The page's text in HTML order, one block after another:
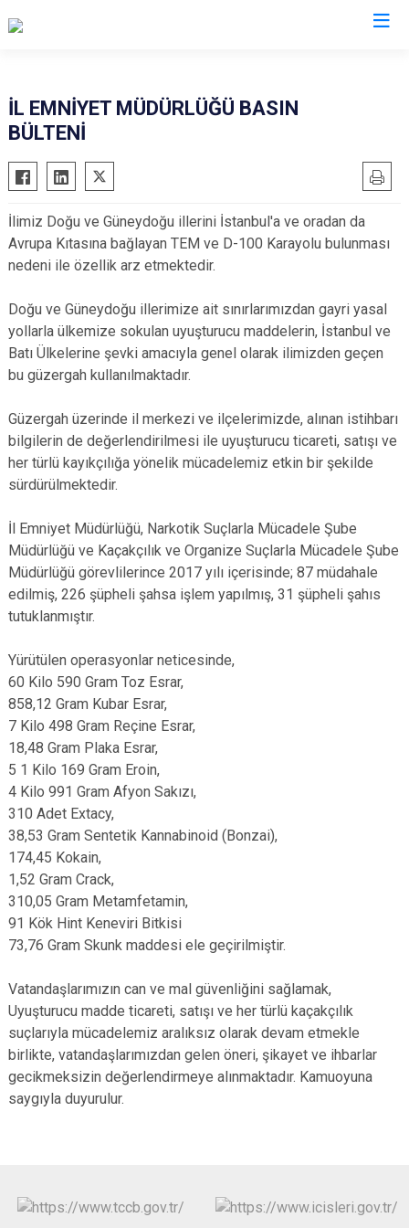
İL EMNİYET MÜDÜRLÜĞÜ BASIN
BÜLTENİ
İlimiz Doğu ve Güneydoğu illerini İstanbul'a ve oradan da
Avrupa Kıtasına bağlayan TEM ve D-100 Karayolu bulunması
nedeni ile özellik arz etmektedir.
Doğu ve Güneydoğu illerimize ait sınırlarımızdan gayri yasal
yollarla ülkemize sokulan uyuşturucu maddelerin, İstanbul ve
Batı Ülkelerine şevki amacıyla genel olarak ilimizden geçen
bu güzergah kullanılmaktadır.
Güzergah üzerinde il merkezi ve ilçelerimizde, alınan istihbarı
bilgilerin de değerlendirilmesi ile uyuşturucu ticareti, satışı ve
her türlü kayıkçılığa yönelik mücadelemiz etkin bir şekilde
sürdürülmektedir.
İl Emniyet Müdürlüğü, Narkotik Suçlarla Mücadele Şube
Müdürlüğü ve Kaçakçılık ve Organize Suçlarla Mücadele Şube
Müdürlüğü görevlilerince 2017 yılı içerisinde; 87 müdahale
edilmiş, 226 şüpheli şahsa işlem yapılmış, 31 şüpheli şahıs
tutuklanmıştır.
Yürütülen operasyonlar neticesinde,
60 Kilo 590 Gram Toz Esrar,
858,12 Gram Kubar Esrar,
7 Kilo 498 Gram Reçine Esrar,
18,48 Gram Plaka Esrar,
5 1 Kilo 169 Gram Eroin,
4 Kilo 991 Gram Afyon Sakızı,
310 Adet Extacy,
38,53 Gram Sentetik Kannabinoid (Bonzai),
174,45 Kokain,
1,52 Gram Crack,
310,05 Gram Metamfetamin,
91 Kök Hint Keneviri Bitkisi
73,76 Gram Skunk maddesi ele geçirilmiştir.
Vatandaşlarımızın can ve mal güvenliğini sağlamak,
Uyuşturucu madde ticareti, satışı ve her türlü kaçakçılık
suçlarıyla mücadelemiz aralıksız olarak devam etmekle
birlikte, vatandaşlarımızdan gelen öneri, şikayet ve ihbarlar
gecikmeksizin değerlendirmeye alınmaktadır. Kamuoyuna
saygıyla duyurulur.